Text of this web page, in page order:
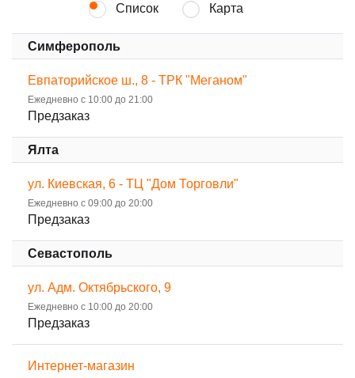
Список Карта
Симферополь
Евпаторийское ш., 8 - ТРК "Меганом"
Ежедневно с 10:00 до 21:00
Предзаказ
Ялта
ул. Киевская, 6 - ТЦ "Дом Торговли"
Ежедневно с 09:00 до 20:00
Предзаказ
Севастополь
ул. Адм. Октябрьского, 9
Ежедневно с 10:00 до 20:00
Предзаказ
Интернет-магазин